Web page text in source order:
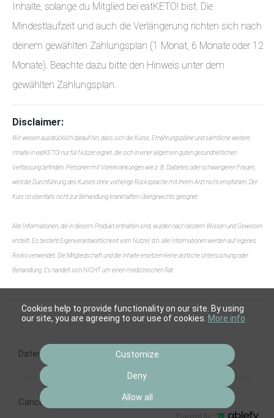
Inhalte, solange du Mitglied bei eatKETO! bist. Die
Mindestlaufzeit und auch die Verlängerung richten sich nach
deinem gewählten Zahlungsplan (1 Monat, 6 Monate oder 12
Monate). Beachte dazu bitte den Hinweis unter dem
gewählten Zahlungsplan.
Disclaimer:
Wir weisen ausdrücklich darauf hin, dass sich die Kurse, Ernährungspläne und sämtliche weitere
Inhalte in eatKETO! nur für Nutzer eignet, die sich in einer allgemein guten gesundheitlichen
Verfassung befinden. Personen mit Vorerkrankungen wie z. B. Diabetes oder schwangeren Frauen,
wird die Durchführung des Kurses ohne vorherige Rücksprache mit ihrem Arzt nicht empfohlen. Der
Kurs ist ebenfalls nicht zur Behandlung krankhaften Übergewichts geeignet.
Alle Informationen, die in diesem Produkt enthalten sind, wurden nach bestem Wissen und Gewissen
erstellt. Es besteht Eigenverantwortlichkeit vom Nutzer, d.h. alle Informationen werden auf eigenes
Risiko verwendet. Die Mitgliedschaft und die Inhalte ersetzen keine ärztliche Untersuchung oder
Behandlung. Es handelt sich NICHT um einen medizinischen Rat.
Datenschutz Impressum AGB
Cancel subscription Cancel order
Cookies help to provide functionality on our site. By using
our site, you are agreeing to our use of cookies. More info
Customize
Deny
Allow all